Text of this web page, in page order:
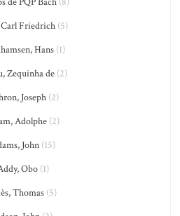
Friedrich(5)
Hans(1)
Zequinha de (2)
Joseph(2)
Adolphe(2)
John (15)
Obo (1)
Thomas (5)